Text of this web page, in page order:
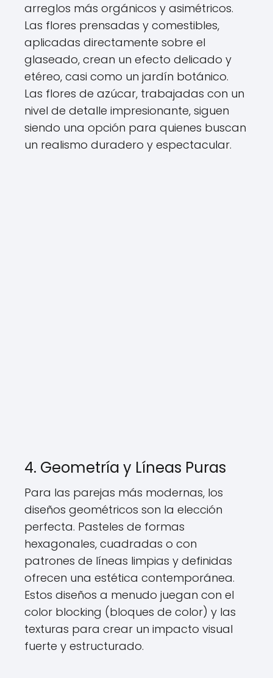
arreglos más orgánicos y asimétricos.
Las flores prensadas y comestibles,
aplicadas directamente sobre el
glaseado, crean un efecto delicado y
etéreo, casi como un jardín botánico.
Las flores de azúcar, trabajadas con un
nivel de detalle impresionante, siguen
siendo una opción para quienes buscan
un realismo duradero y espectacular.
4. Geometría y Líneas Puras
Para las parejas más modernas, los
diseños geométricos son la elección
perfecta. Pasteles de formas
hexagonales, cuadradas o con
patrones de líneas limpias y definidas
ofrecen una estética contemporánea.
Estos diseños a menudo juegan con el
color blocking (bloques de color) y las
texturas para crear un impacto visual
fuerte y estructurado.